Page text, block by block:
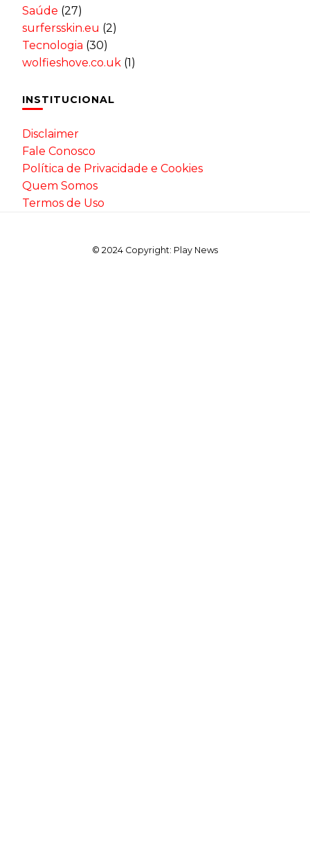
Saúde (27)
surfersskin.eu (2)
Tecnologia (30)
wolfieshove.co.uk (1)
INSTITUCIONAL
Disclaimer
Fale Conosco
Política de Privacidade e Cookies
Quem Somos
Termos de Uso
© 2024 Copyright: Play News